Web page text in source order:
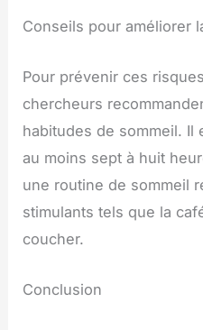
Conseils pour améliorer
Pour prévenir ces
chercheurs
habitudes de sommeil. Il
au moins sept à huit
une routine de sommeil
stimulants tels que la
coucher.
Conclusion